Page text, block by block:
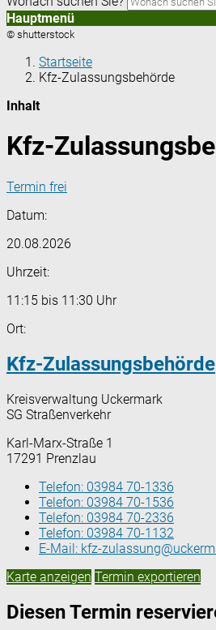
Hauptmenü
© shutterstock
Startseite
Kfz-Zulassungsbehörde
Inhalt
Kfz-
Termin frei
Datum:
20.08.2026
Uhrzeit:
11:15 bis 11:30 Uhr
Ort:
Kfz-Zulassungsbehörde
Kreisverwaltung Uckermark
SG Straßenverkehr
Karl-Marx-Straße 1
17291 Prenzlau
Telefon: 03984 70-1336
Telefon: 03984 70-1536
Telefon: 03984 70-2336
Telefon: 03984 70-1132
E-Mail: kfz-
Karte anzeigen Termin exportieren
Diesen Termin